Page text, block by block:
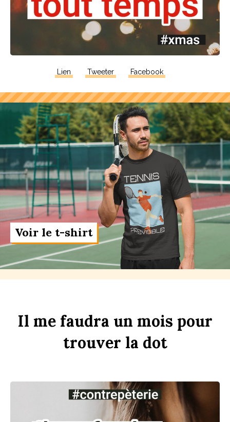
Lien Tweeter Facebook
Voir le t-shirt
Il me faudra un mois pour
trouver la dot